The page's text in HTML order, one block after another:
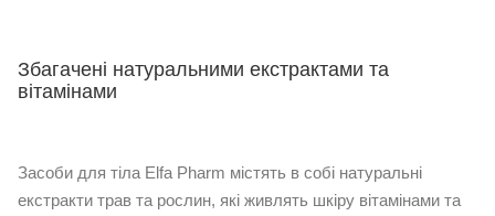
Збагачені натуральними екстрактами та
вітамінами
Засоби для тіла Elfa Pharm містять в собі натуральні
екстракти трав та рослин, які живлять шкіру вітамінами та